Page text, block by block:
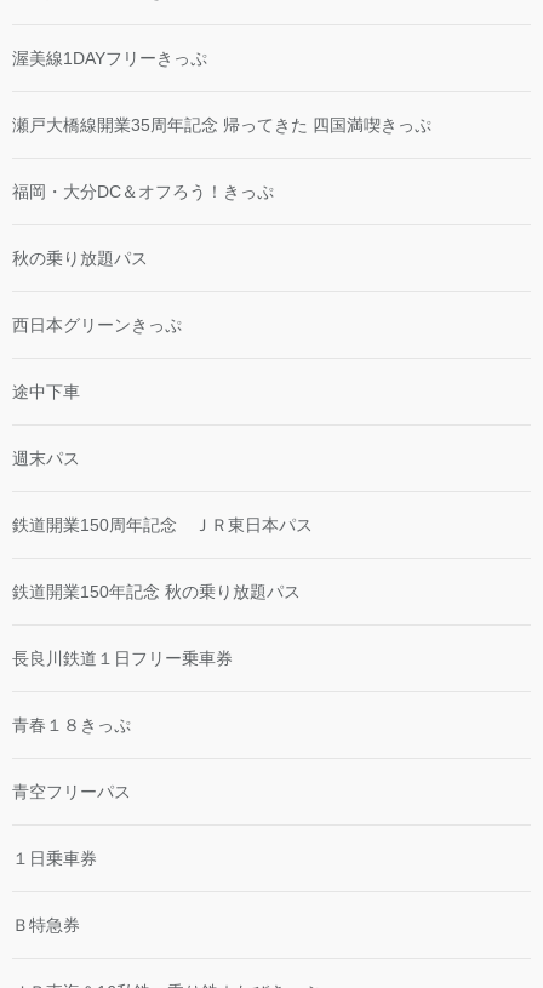
渥美線1DAYフリーきっぷ
瀬戸大橋線開業35周年記念 帰ってきた 四国満喫きっぷ
福岡・大分DC＆オフろう！きっぷ
秋の乗り放題パス
西日本グリーンきっぷ
途中下車
週末パス
鉄道開業150周年記念 ＪＲ東日本パス
鉄道開業150年記念 秋の乗り放題パス
長良川鉄道１日フリー乗車券
青春１８きっぷ
青空フリーパス
１日乗車券
Ｂ特急券